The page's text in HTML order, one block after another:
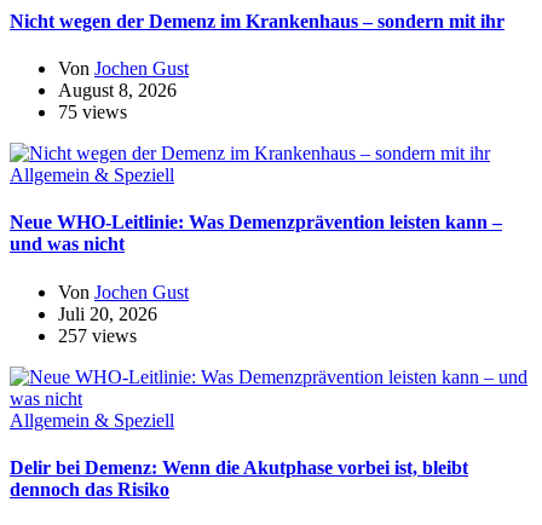
Nicht wegen der Demenz im Krankenhaus – sondern mit ihr
Von Jochen Gust
August 8, 2026
75 views
Allgemein & Speziell
Neue WHO-Leitlinie: Was Demenzprävention leisten kann –
und was nicht
Von Jochen Gust
Juli 20, 2026
257 views
Allgemein & Speziell
Delir bei Demenz: Wenn die Akutphase vorbei ist, bleibt
dennoch das Risiko